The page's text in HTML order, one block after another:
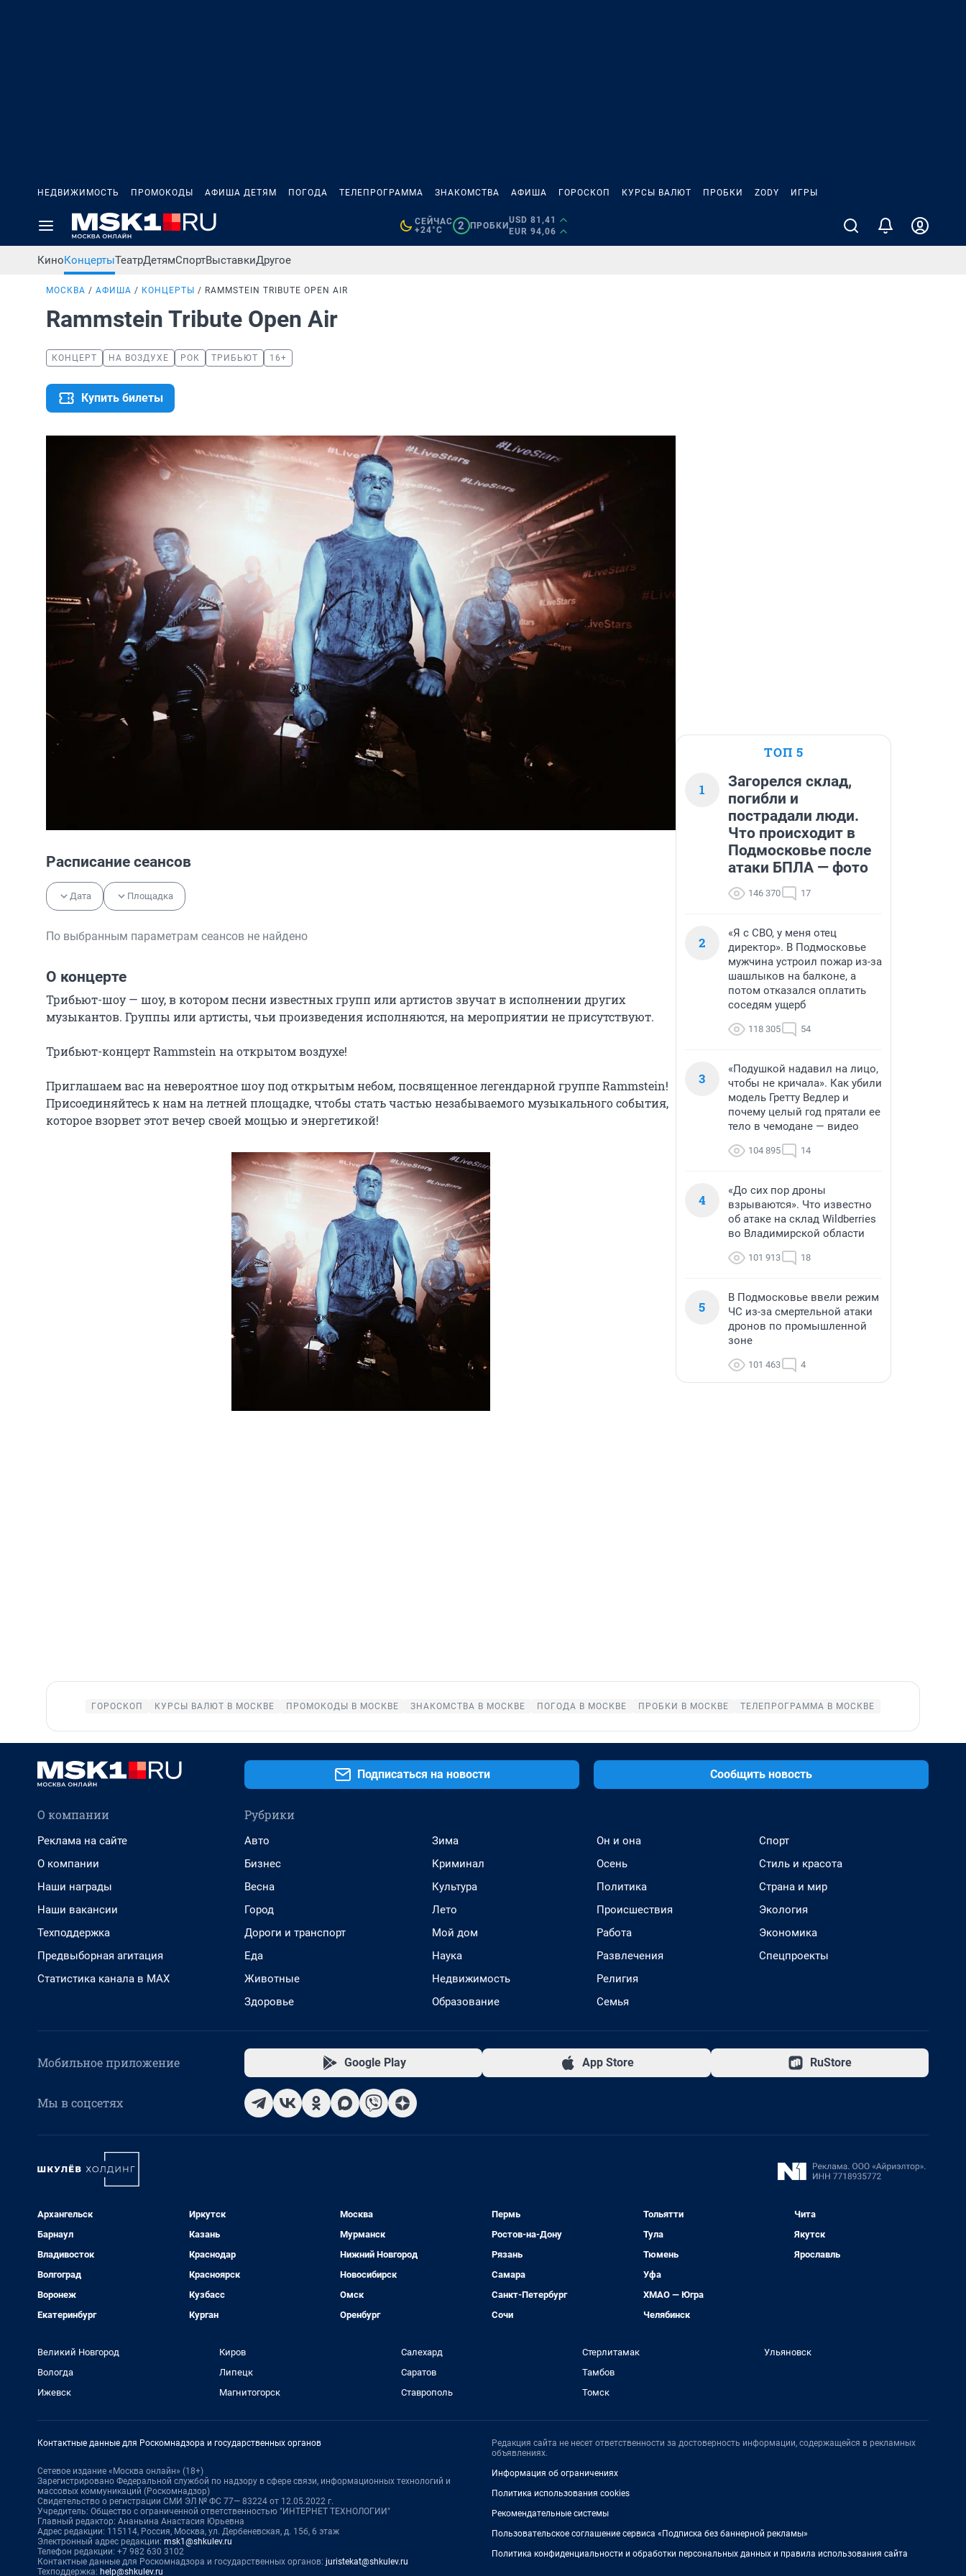
НЕДВИЖИМОСТЬ ПРОМОКОДЫ АФИША ДЕТЯМ ПОГОДА ТЕЛЕПРОГРАММА ЗНАКОМСТВА АФИША ГОРОСКОП КУРСЫ ВАЛЮТ ПРОБКИ ZODY ИГРЫ
СЕЙЧАС
+24°C
2 ПРОБКИ
USD 81,41
EUR 94,06
КиноКонцертыТеатрДетямСпортВыставкиДругое
МОСКВА АФИША КОНЦЕРТЫ RAMMSTEIN TRIBUTE OPEN AIR
Rammstein Tribute Open Air
КОНЦЕРТ НА ВОЗДУХЕ РОК ТРИБЬЮТ 16+
Купить билеты
Расписание сеансов
Дата Площадка
По выбранным параметрам сеансов не найдено
О концерте
Трибьют-шоу — шоу, в котором песни известных групп или артистов звучат в исполнении других
музыкантов. Группы или артисты, чьи произведения исполняются, на мероприятии не присутствуют.
Трибьют-концерт Rammstein на открытом воздухе!
Приглашаем вас на невероятное шоу под открытым небом, посвященное легендарной группе Rammstein!
Присоединяйтесь к нам на летней площадке, чтобы стать частью незабываемого музыкального события,
которое взорвет этот вечер своей мощью и энергетикой!
ТОП 5
1
Загорелся склад,
погибли и
пострадали люди.
Что происходит в
Подмосковье после
атаки БПЛА — фото
146 370 17
2
«Я с СВО, у меня отец
директор». В Подмосковье
мужчина устроил пожар из-за
шашлыков на балконе, а
потом отказался оплатить
соседям ущерб
118 305 54
3
«Подушкой надавил на лицо,
чтобы не кричала». Как убили
модель Гретту Ведлер и
почему целый год прятали ее
тело в чемодане — видео
104 895 14
4
«До сих пор дроны
взрываются». Что известно
об атаке на склад Wildberries
во Владимирской области
101 913 18
5
В Подмосковье ввели режим
ЧС из-за смертельной атаки
дронов по промышленной
зоне
101 463 4
ГОРОСКОП КУРСЫ ВАЛЮТ В МОСКВЕ ПРОМОКОДЫ В МОСКВЕ ЗНАКОМСТВА В МОСКВЕ ПОГОДА В МОСКВЕ ПРОБКИ В МОСКВЕ ТЕЛЕПРОГРАММА В МОСКВЕ
Подписаться на новости Сообщить новость
О компании
Реклама на сайте
О компании
Наши награды
Наши вакансии
Техподдержка
Предвыборная агитация
Статистика канала в MAX
Рубрики
Авто
Бизнес
Весна
Город
Дороги и транспорт
Еда
Животные
Здоровье
Зима
Криминал
Культура
Лето
Мой дом
Наука
Недвижимость
Образование
Он и она
Осень
Политика
Происшествия
Работа
Развлечения
Религия
Семья
Спорт
Стиль и красота
Страна и мир
Экология
Экономика
Спецпроекты
Мобильное приложение Google Play App Store RuStore
Мы в соцсетях
Архангельск
Барнаул
Владивосток
Волгоград
Воронеж
Екатеринбург
Иркутск
Казань
Краснодар
Красноярск
Кузбасс
Курган
Москва
Мурманск
Нижний Новгород
Новосибирск
Омск
Оренбург
Пермь
Ростов-на-Дону
Рязань
Самара
Санкт-Петербург
Сочи
Тольятти
Тула
Тюмень
Уфа
ХМАО — Югра
Челябинск
Чита
Якутск
Ярославль
Великий Новгород
Вологда
Ижевск
Киров
Липецк
Магнитогорск
Салехард
Саратов
Ставрополь
Стерлитамак
Тамбов
Томск
Ульяновск
Контактные данные для Роскомнадзора и государственных органов
Сетевое издание «Москва онлайн» (18+)
Зарегистрировано Федеральной службой по надзору в сфере связи, информационных технологий и
массовых коммуникаций (Роскомнадзор)
Свидетельство о регистрации СМИ ЭЛ № ФС 77— 83224 от 12.05.2022 г.
Учредитель: Общество с ограниченной ответственностью "ИНТЕРНЕТ ТЕХНОЛОГИИ"
Главный редактор: Ананьина Анастасия Юрьевна
Адрес редакции: 115114, Россия, Москва, ул. Дербеневская, д. 15б, 6 этаж
Электронный адрес редакции: msk1@shkulev.ru
Телефон редакции: +7 982 630 3102
Контактные данные для Роскомнадзора и государственных органов: juristekat@shkulev.ru
Техподдержка: help@shkulev.ru
Редакция сайта не несет ответственности за достоверность информации, содержащейся в рекламных
объявлениях.
Информация об ограничениях
Политика использования cookies
Рекомендательные системы
Пользовательское соглашение сервиса «Подписка без баннерной рекламы»
Политика конфиденциальности и обработки персональных данных и правила использования сайта